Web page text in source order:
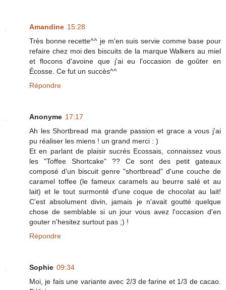
Amandine 15:28
Très bonne recette^^ je m'en suis servie comme base pour
refaire chez moi des biscuits de la marque Walkers au miel
et flocons d'avoine que j'ai eu l'occasion de goûter en
Écosse. Ce fut un succès^^
Répondre
Anonyme 17:17
Ah les Shortbread ma grande passion et grace a vous j'ai
pu réaliser les miens ! un grand merci : )
Et en parlant de plaisir sucrés Ecossais, connaissez vous
les "Toffee Shortcake" ?? Ce sont des petit gateaux
composé d'un biscuit genre "shortbread" d'une couche de
caramel toffee (le fameux caramels au beurre salé et au
lait) et le tout surmonté d'une coque de chocolat au lait!
C'est absolument divin, jamais je n'avait goutté quelque
chose de semblable si un jour vous avez l'occasion d'en
gouter n'hesitez surtout pas ;) !
Répondre
Sophie 09:34
Moi, je fais une variante avec 2/3 de farine et 1/3 de cacao.